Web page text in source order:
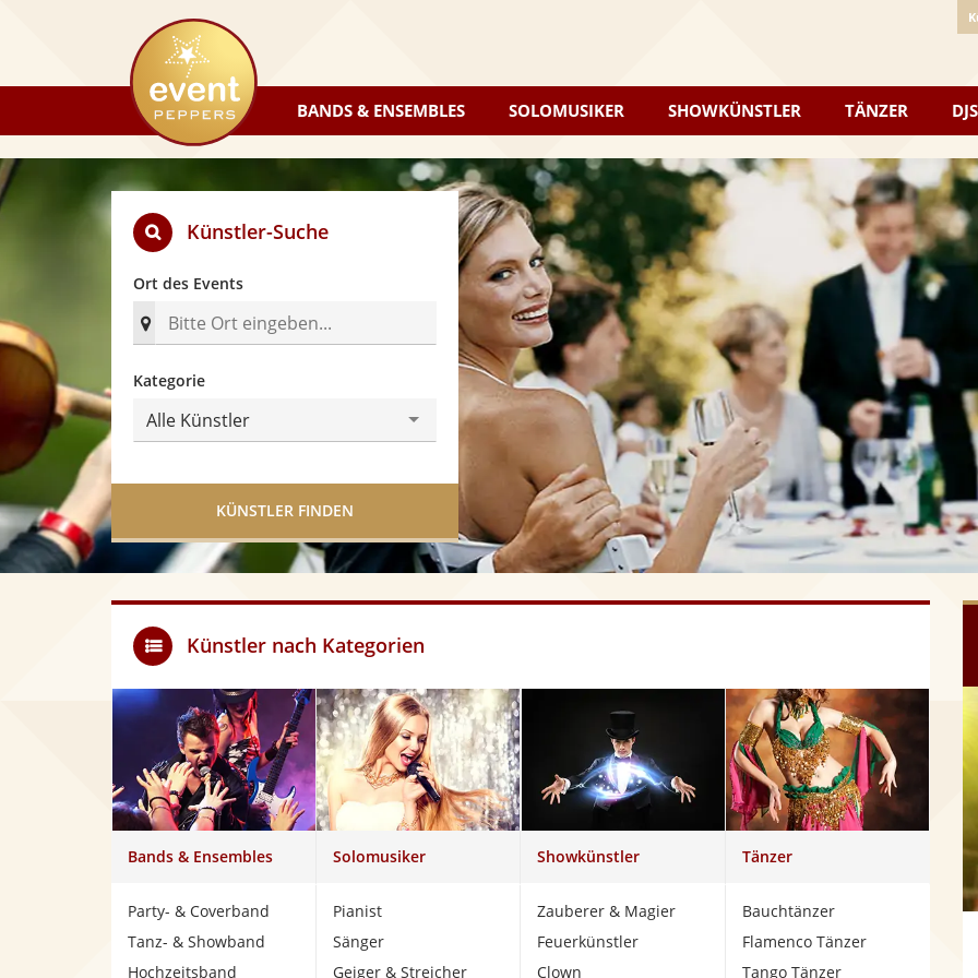
eventpeppers
BANDS & ENSEMBLES SOLOMUSIKER SHOWKÜNSTLER TÄNZER DJS
Künstler-Suche
Ort des Events
Kategorie
Alle Künstler
KÜNSTLER FINDEN
Künstler nach Kategorien
Bands & Ensembles
Party- & Coverband
Tanz- & Showband
Hochzeitsband
Solomusiker
Pianist
Sänger
Geiger & Streicher
Showkünstler
Zauberer & Magier
Feuerkünstler
Clown
Tänzer
Bauchtänzer
Flamenco Tänzer
Tango Tänzer